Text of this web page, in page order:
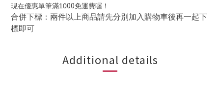
現在優惠單筆滿1000免運費喔！
合併下標：兩件以上商品請先分別加入購物車後再一起下
標即可
Additional details